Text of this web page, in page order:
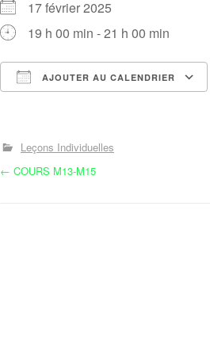
17 février 2025
19 h 00 min - 21 h 00 min
AJOUTER AU CALENDRIER
Leçons Individuelles
N
← COURS M13-M15